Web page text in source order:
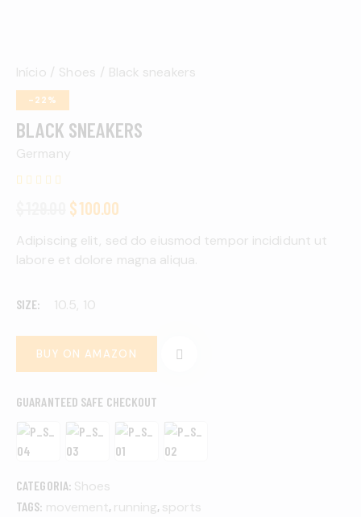
Início Shoes Black sneakers
-22%
BLACK SNEAKERS
Germany
5, com
basead
o em
cliente
$100.00
Adipiscing elit, sed do eiusmod tempor incididunt ut
labore et dolore magna aliqua.
SIZE 10.5, 10
BUY ON AMAZON
GUARANTEED SAFE CHECKOUT
CATEGORIA: Shoes
TAGS: movement, running, sports